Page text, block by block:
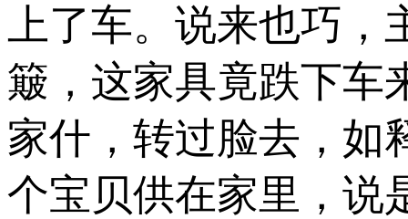
上了车。说来也巧
簸，这家具竟跌下车
家什，转过脸去，如
个宝贝供在家里，说